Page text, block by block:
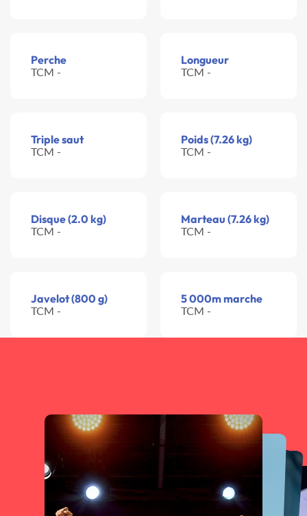
Perche
TCM -
Longueur
TCM -
Triple saut
TCM -
Poids (7.26 kg)
TCM -
Disque (2.0 kg)
TCM -
Marteau (7.26 kg)
TCM -
Javelot (800 g)
TCM -
5 000m marche
TCM -